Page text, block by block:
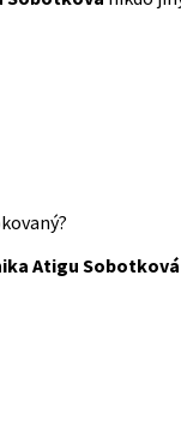
Atigu Sobotková